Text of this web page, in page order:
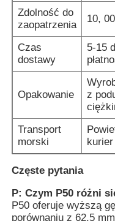
Zdolność do
zaopatrzenia
10,
Czas
dostawy
5-15
Opakowanie
z
Transport
morski
Częste pytania
P: Czym P50 różni
P50 oferuje wyższą
porównaniu z 62,5